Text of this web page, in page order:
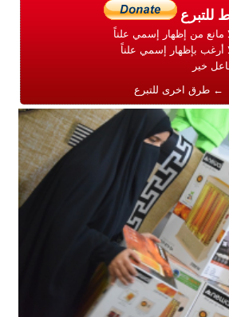
للتبرع
مانع من إظهار إسمي علناً
أرغب بإظهار إسمي علناً
خير
← طرق اخرى للتبرع